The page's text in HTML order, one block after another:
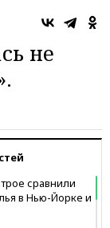
не
сравнили
в Нью-Йорке и